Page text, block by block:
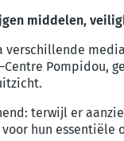
middelen,
verschillende
Pompidou,
terwijl er
hun